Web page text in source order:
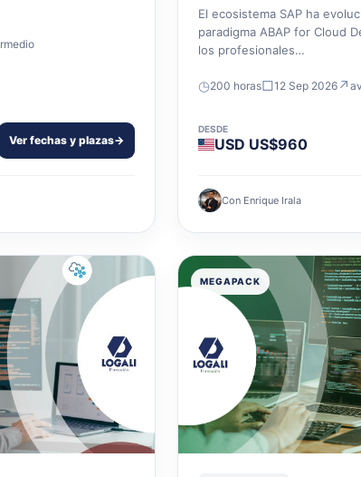
Ver fechas y plazas→
El ecosistema SAP ha
paradigma ABAP for Cloud
los profesionales…
◷200 horas□12 Sep 2026 ↗
DESDE
USD US$960
Con Enrique Irala
MEGAPACK